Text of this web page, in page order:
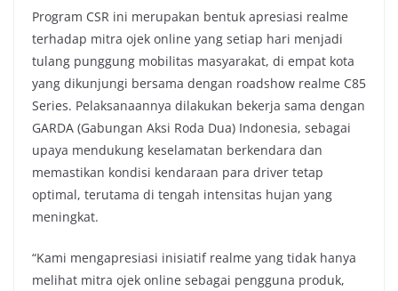
Program CSR ini merupakan bentuk apresiasi realme
terhadap mitra ojek online yang setiap hari menjadi
tulang punggung mobilitas masyarakat, di empat kota
yang dikunjungi bersama dengan roadshow realme C85
Series. Pelaksanaannya dilakukan bekerja sama dengan
GARDA (Gabungan Aksi Roda Dua) Indonesia, sebagai
upaya mendukung keselamatan berkendara dan
memastikan kondisi kendaraan para driver tetap
optimal, terutama di tengah intensitas hujan yang
meningkat.
“Kami mengapresiasi inisiatif realme yang tidak hanya
melihat mitra ojek online sebagai pengguna produk,